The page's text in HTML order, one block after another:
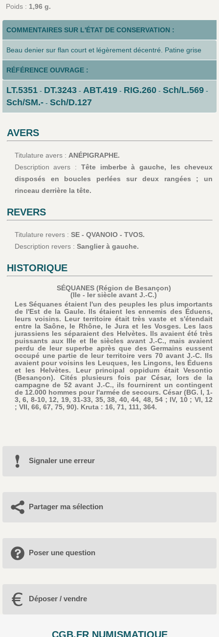
Poids : 1,96 g.
COMMENTAIRES SUR L'ÉTAT DE CONSERVATION :
Beau denier sur flan court et légèrement décentré. Patine grise
RÉFÉRENCE OUVRAGE :
LT.5351- DT.3243- ABT.419- RIG.260- Sch/L.569-
Sch/SM.-- Sch/D.127
AVERS
Titulature avers : ANÉPIGRAPHE.
Description avers : Tête imberbe à gauche, les cheveux
disposés en boucles perlées sur deux rangées ; un
rinceau derrière la tête.
REVERS
Titulature revers : SE - QVANOIO - TVOS.
Description revers : Sanglier à gauche.
HISTORIQUE
SÉQUANES (Région de Besançon)
(IIe - Ier siècle avant J.-C.)
Les Séquanes étaient l'un des peuples les plus importants
de l'Est de la Gaule. Ils étaient les ennemis des Éduens,
leurs voisins. Leur territoire était très vaste et s'étendait
entre la Saône, le Rhône, le Jura et les Vosges. Les lacs
jurassiens les séparaient des Helvètes. Ils avaient été très
puissants aux IIIe et IIe siècles avant J.-C., mais avaient
perdu de leur superbe après que des Germains eussent
occupé une partie de leur territoire vers 70 avant J.-C. Ils
avaient pour voisins les Leuques, les Lingons, les Éduens
et les Helvètes. Leur principal oppidum était Vesontio
(Besançon). Cités plusieurs fois par César, lors de la
campagne de 52 avant J.-C., ils fournirent un contingent
de 12.000 hommes pour l'armée de secours. César (BG. I, 1-
3, 6, 8-10, 12, 19, 31-33, 35, 38, 40, 44, 48, 54 ; IV, 10 ; VI, 12
; VII, 66, 67, 75, 90). Kruta : 16, 71, 111, 364.
Signaler une erreur
Partager ma sélection
Poser une question
Déposer / vendre
CGB.FR NUMISMATIQUE